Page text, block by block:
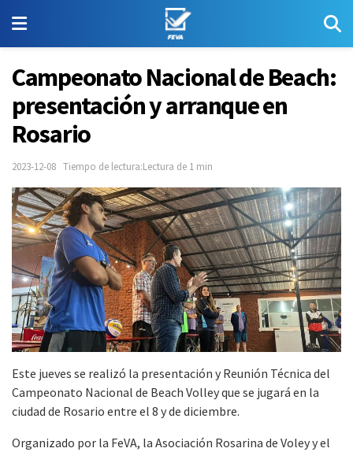
Campeonato Nacional de Beach:
presentación y arranque en
Rosario
2023-12-08 Tiempo de lectura:Lectura de 1 min
Este jueves se realizó la presentación y Reunión Técnica del
Campeonato Nacional de Beach Volley que se jugará en la
ciudad de Rosario entre el 8 y de diciembre.
Organizado por la FeVA, la Asociación Rosarina de Voley y el